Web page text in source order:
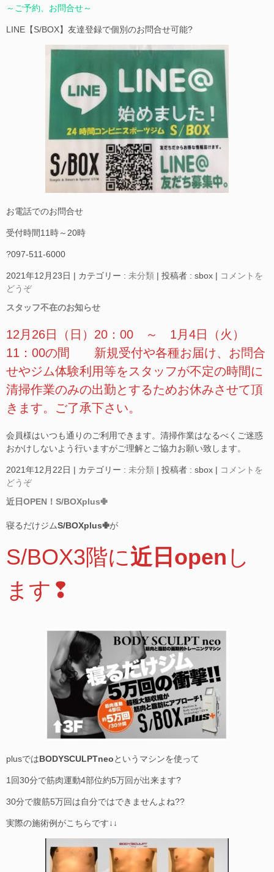
～ご予約、お問合せ～
LINE【S/BOX】友達登録で個別のお問合せ可能?
お電話でのお問合せ
受付時間11時～20時
?097-511-6000
2021年12月23日 | カテゴリー : 未分類 | 投稿者 : sbox | コメントを
どうぞ
スタッフ不在のお知らせ
12月26日（日）20：00 ～ 1月4日（火）
11：00の間 新規受付や各種お届け、お問合
せやジム体験利用等をスタッフが不定の時間に
清掃作業のみの出勤とするためお休みさせて頂
きます。ご了承下さい。
会員様はいつも通りのご利用できます。清掃作業はなるべくご迷惑
おかけしないよう行いますがご理解とご協力お願い致します。
2021年12月22日 | カテゴリー : 未分類 | 投稿者 : sbox | コメントを
どうぞ
近日OPEN！S/BOXplus✙
寝るだけジムS/BOXplus✙が
S/BOX3階に近日open し
ます❢
plusではBODYSCULPTneoというマシンを使って
1回30分で筋肉運動4部位約5万回が出来ます?
30分で腹筋5万回は自分ではできませんよね??
実際の施術例がこちらです↓↓